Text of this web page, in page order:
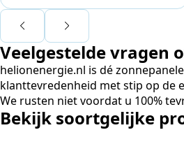
Voor ondernemers extra interessant:
capaciteitsprobleem. Een zwaardere
aansluiting via de netbeheerder
betekende een fors bedrag, wachttijd
en hoger vastrecht. Via Helion
bereikten we hetzelfde voor een
kwart van die kosten, plus
Veelgestelde vragen
helionenergie.nl is dé
klanttevredenheid met stip op de
We rusten niet voordat u 100%
Bekijk soortgelijke